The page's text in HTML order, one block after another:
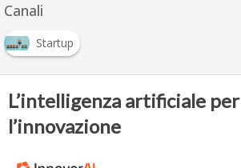
Canali
Startup
L’intelligenza artificiale per
l’innovazione